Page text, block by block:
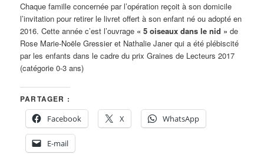
Chaque famille concernée par l’opération reçoit à son domicile
l’invitation pour retirer le livret offert à son enfant né ou adopté en
2016. Cette année c’est l’ouvrage « 5 oiseaux dans le nid » de
Rose Marie-Noële Gressier et Nathalie Janer qui a été plébiscité
par les enfants dans le cadre du prix Graines de Lecteurs 2017
(catégorie 0-3 ans)
PARTAGER :
Facebook
X WhatsApp
E-mail